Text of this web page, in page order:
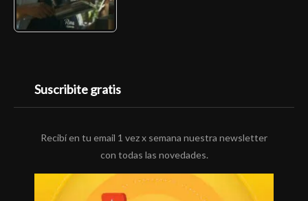
Suscribite gratis
Recibí en tu email 1 vez x semana nuestra newsletter
con todas las novedades.